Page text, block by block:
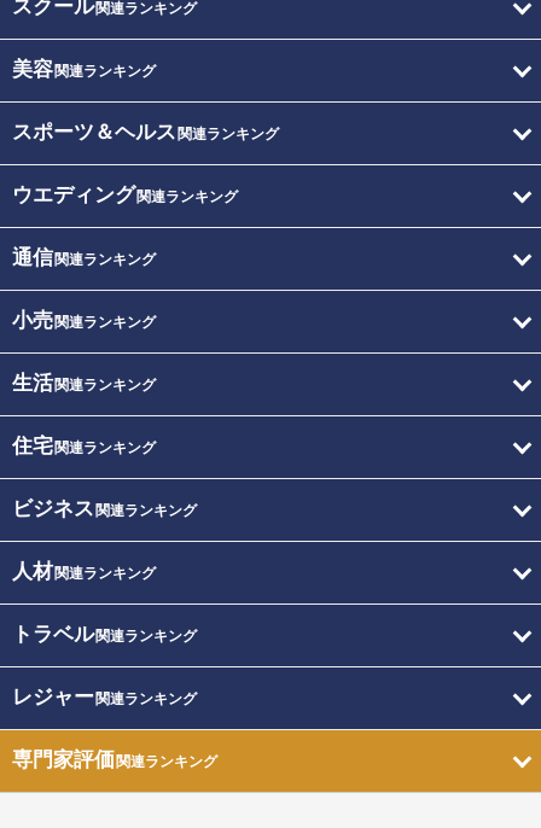
スクール関連ランキング
美容関連ランキング
スポーツ＆ヘルス 関連ランキング
ウエディング関連ランキング
通信関連ランキング
小売関連ランキング
生活関連ランキング
住宅関連ランキング
ビジネス 関連ランキング
人材関連ランキング
トラベル関連ランキング
レジャー関連ランキング
専門家評価関連ランキング